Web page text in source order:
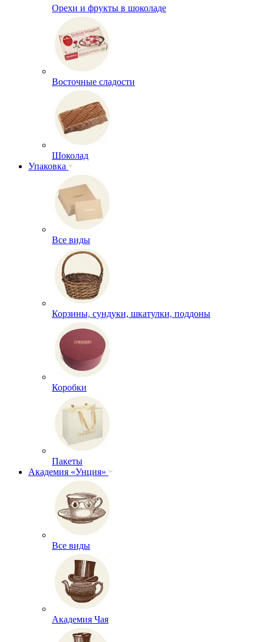
Орехи и фрукты в шоколаде
Восточные сладости
Шоколад
Упаковка
Все виды
Корзины, сундуки, шкатулки, поддоны
Коробки
Пакеты
Академия «Унция»
Все виды
Академия Чая